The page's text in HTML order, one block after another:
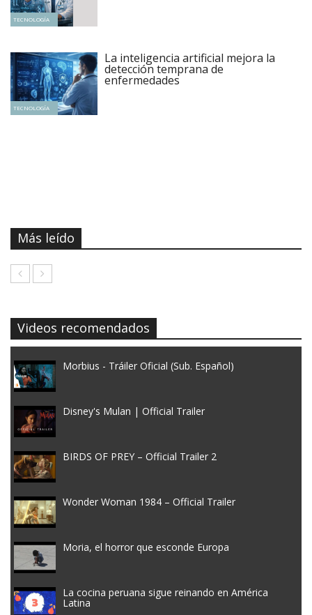
TECNOLOGÍA
TECNOLOGÍA
La inteligencia artificial mejora la
detección temprana de
enfermedades
Más leído
Videos recomendados
Morbius - Tráiler Oficial (Sub. Español)
Disney's Mulan | Official Trailer
BIRDS OF PREY – Official Trailer 2
Wonder Woman 1984 – Official Trailer
Moria, el horror que esconde Europa
La cocina peruana sigue reinando en América
Latina